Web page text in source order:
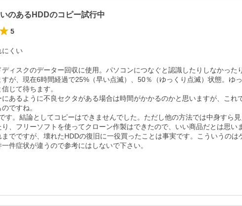
のあるHDDのコピー試行中
5
にくい
ィスクのデーター回収に使用。パソコンにつなぐと認識したりしなかった
すが、現在6時間経過で25%（早い点滅）、50％（ゆっくり点滅）状態。ゆ
じて待ちます。
あるように不良セクタがある場合は時間がかかるのかと思いますが、これ
ですね。
す。結論としてコピーはできませんでした。ただし他の方法では中身すら
、フリーソフトを使ってクローン作製はできたので、いい商品だとは思い
までですが、壊れたHDDの復旧に一役買ったことは事実です。こういうのは
件症状が違うので参考にはしないで下さい。